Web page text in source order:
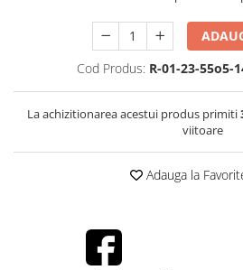
Cod Produs: R-01-23-55o5-
La achizitionarea acestui produs primiti
viitoare
Adauga la